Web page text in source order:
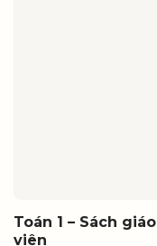
Toán 1 – Sách giáo
viên